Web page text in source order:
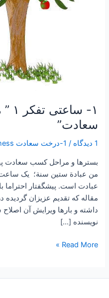
۱-
سعادت”
1 دیدگاه / 1-درخت سعادت Tree of happiness
بسترها و مراحل كسب سعادت
من عبادة ستين سنة؛ یک
عبادت است. پیشگفتار احتراما
داشته و بارها ویرایش آن
نویسنده […]
Read More »